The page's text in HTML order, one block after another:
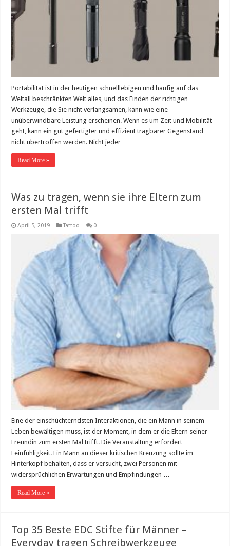
Portabilität ist in der heutigen schnelllebigen und häufig auf das
Weltall beschränkten Welt alles, und das Finden der richtigen
Werkzeuge, die Sie nicht verlangsamen, kann wie eine
unüberwindbare Leistung erscheinen. Wenn es um Zeit und Mobilität
geht, kann ein gut gefertigter und effizient tragbarer Gegenstand
nicht übertroffen werden. Nicht jeder …
Read More »
Was zu tragen, wenn sie ihre Eltern zum
ersten Mal trifft
April 5, 2019 Tattoo 0
Eine der einschüchterndsten Interaktionen, die ein Mann in seinem
Leben bewältigen muss, ist der Moment, in dem er die Eltern seiner
Freundin zum ersten Mal trifft. Die Veranstaltung erfordert
Feinfühligkeit. Ein Mann an dieser kritischen Kreuzung sollte im
Hinterkopf behalten, dass er versucht, zwei Personen mit
widersprüchlichen Erwartungen und Empfindungen …
Read More »
Top 35 Beste EDC Stifte für Männer –
Everyday tragen Schreibwerkzeuge